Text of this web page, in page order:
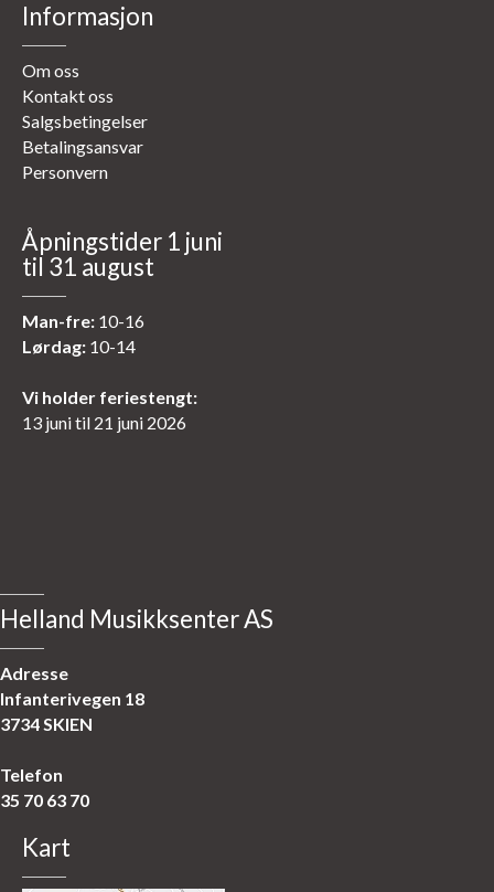
Informasjon
Om oss
Kontakt oss
Salgsbetingelser
Betalingsansvar
Personvern
Åpningstider 1 juni
til 31 august
Man-fre: 10-16
Lørdag: 10-14
Vi holder feriestengt:
13 juni til 21 juni 2026
Helland Musikksenter AS
Adresse
Infanterivegen 18
3734 SKIEN
Telefon
35 70 63 70
Kart